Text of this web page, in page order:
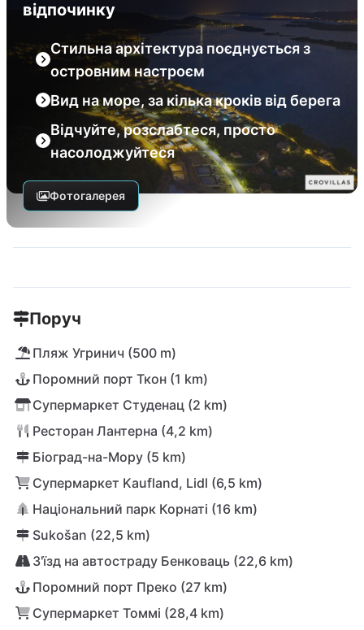
відпочинку
Стильна архітектура поєднується з
островним настроєм
Вид на море, за кілька кроків від берега
Відчуйте, розслабтеся, просто
насолоджуйтеся
Фотогалерея
Поруч
Пляж Угринич (500 m)
Поромний порт Ткон (1 km)
Супермаркет Студенац (2 km)
Ресторан Лантерна (4,2 km)
Біоград-на-Мору (5 km)
Супермаркет Kaufland, Lidl (6,5 km)
Національний парк Корнаті (16 km)
Sukošan (22,5 km)
З'їзд на автостраду Бенковаць (22,6 km)
Поромний порт Преко (27 km)
Супермаркет Томмі (28,4 km)